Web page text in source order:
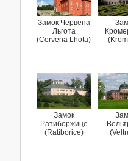
Замок Червена
Льгота
(Cervena Lhota)
Замок
Ратиборжице
(Ratiborice)